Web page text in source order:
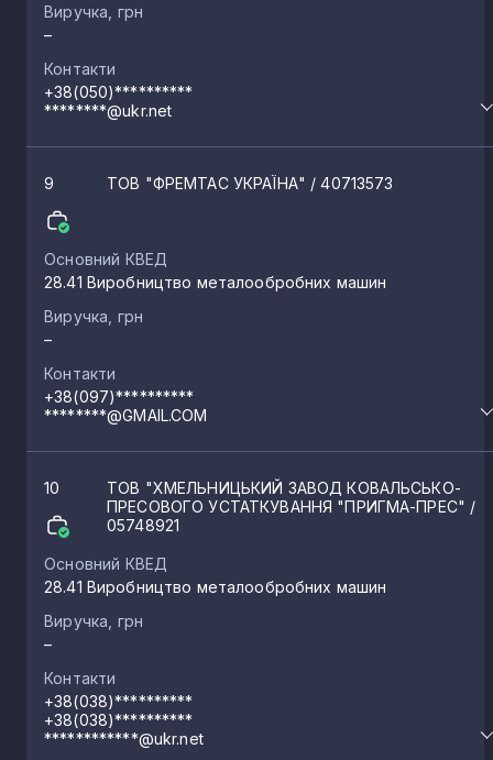
Виручка, грн
–
Контакти
+38(050)**********
********@ukr.net
9 ТОВ "ФРЕМТАС УКРАЇНА" / 40713573
Основний КВЕД
28.41 Виробництво металообробних машин
Виручка, грн
–
Контакти
+38(097)**********
********@GMAIL.COM
10
ТОВ "ХМЕЛЬНИЦЬКИЙ ЗАВОД КОВАЛЬСЬКО-
ПРЕСОВОГО УСТАТКУВАННЯ "ПРИГМА-ПРЕС" /
05748921
Основний КВЕД
28.41 Виробництво металообробних машин
Виручка, грн
–
Контакти
+38(038)**********
+38(038)**********
************@ukr.net